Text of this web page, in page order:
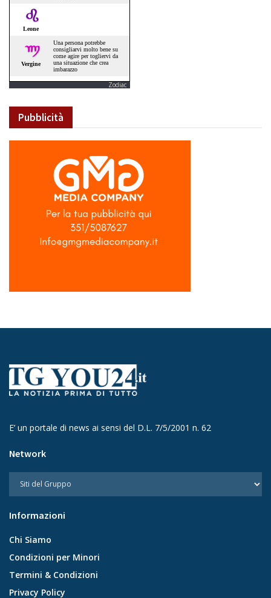
Zodiac
Pubblicità
E’ un portale di news ai sensi del D.L. 7/5/2001 n. 62
Network
Informazioni
Chi Siamo
Condizioni per Minori
Termini & Condizioni
Privacy Policy